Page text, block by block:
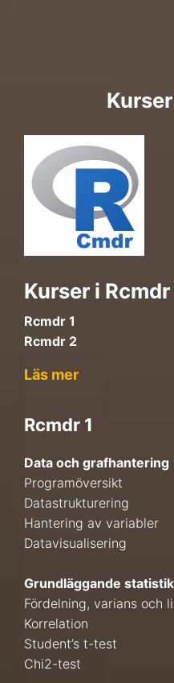
Kurser i Rcmdr
Rcmdr 1
Rcmdr 2
Läs mer
Rcmdr 1
Data och grafhantering
Programöversikt
Datastrukturering
Hantering av variabler
Datavisualisering
Grundläggande statistik
Fördelning, varians och
Korrelation
Student’s t-test
Chi2-test